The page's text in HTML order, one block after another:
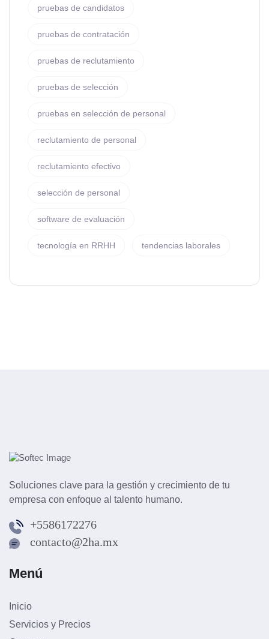
pruebas de candidatos
pruebas de contratación
pruebas de reclutamiento
pruebas de selección
pruebas en selección de personal
reclutamiento de personal
reclutamiento efectivo
selección de personal
software de evaluación
tecnología en RRHH tendencias laborales
Soluciones clave para la gestión y crecimiento de tu
empresa con enfoque al talento humano.
+5586172276
contacto@2ha.mx
Menú
Inicio
Servicios y Precios